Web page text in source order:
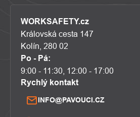
WORKSAFETY.cz
Královská cesta 147
Kolín, 280 02
Po - Pá:
9:00 - 11:30, 12:00 - 17:00
Rychlý kontakt
INFO@PAVOUCI.CZ